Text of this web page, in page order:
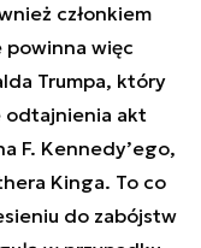
członkiem
powinna więc
Trumpa, który
odtajnienia akt
F. Kennedy’ego,
Kinga. To co
do zabójstw